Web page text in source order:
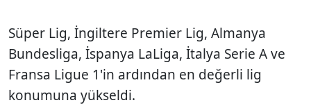
Süper Lig, İngiltere Premier Lig, Almanya
Bundesliga, İspanya LaLiga, İtalya Serie A ve
Fransa Ligue 1'in ardından en değerli lig
konumuna yükseldi.